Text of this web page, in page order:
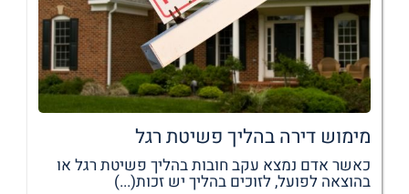
מימוש דירה בהליך פשיטת רגל
כאשר אדם נמצא עקב חובות בהליך פשיטת רגל או
בהוצאה לפועל, לזוכים בהליך יש זכות(...)